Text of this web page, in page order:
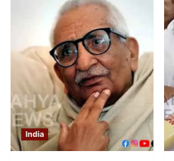
India